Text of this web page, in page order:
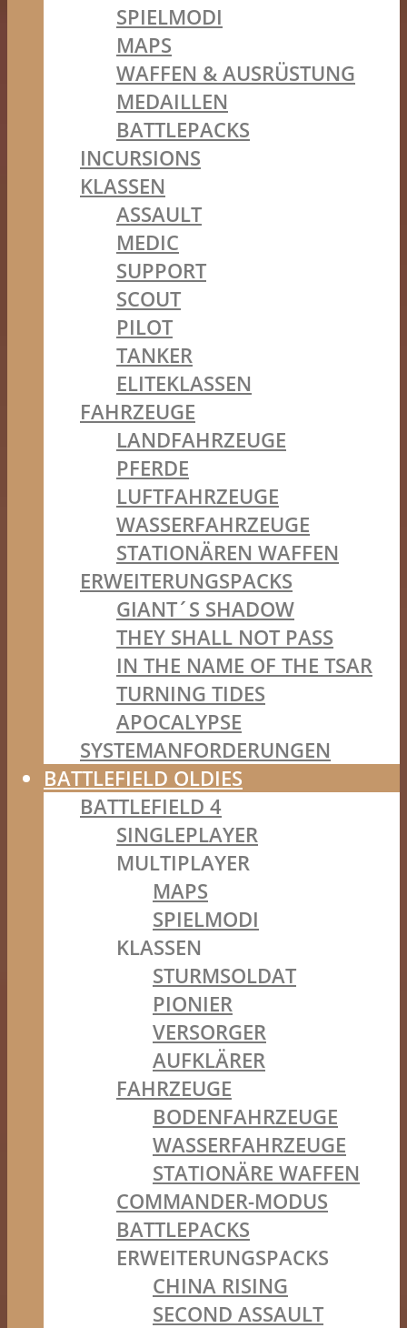
SPIELMODI
MAPS
WAFFEN & AUSRÜSTUNG
MEDAILLEN
BATTLEPACKS
INCURSIONS
KLASSEN
ASSAULT
MEDIC
SUPPORT
SCOUT
PILOT
TANKER
ELITEKLASSEN
FAHRZEUGE
LANDFAHRZEUGE
PFERDE
LUFTFAHRZEUGE
WASSERFAHRZEUGE
STATIONÄREN WAFFEN
ERWEITERUNGSPACKS
GIANT´S SHADOW
THEY SHALL NOT PASS
IN THE NAME OF THE TSAR
TURNING TIDES
APOCALYPSE
SYSTEMANFORDERUNGEN
BATTLEFIELD OLDIES
BATTLEFIELD 4
SINGLEPLAYER
MULTIPLAYER
MAPS
SPIELMODI
KLASSEN
STURMSOLDAT
PIONIER
VERSORGER
AUFKLÄRER
FAHRZEUGE
BODENFAHRZEUGE
WASSERFAHRZEUGE
STATIONÄRE WAFFEN
COMMANDER-MODUS
BATTLEPACKS
ERWEITERUNGSPACKS
CHINA RISING
SECOND ASSAULT